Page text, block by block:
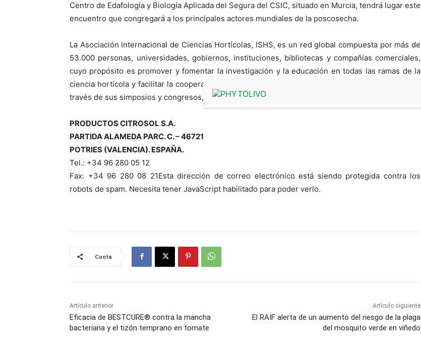
Centro de Edafología y Biología Aplicada del Segura del CSIC, situado en Murcia, tendrá lugar este
encuentro que congregará a los principales actores mundiales de la poscosecha.
La Asociación Internacional de Ciencias Hortícolas, ISHS, es un red global compuesta por más de
53.000 personas, universidades, gobiernos, instituciones, bibliotecas y compañías comerciales,
cuyo propósito es promover y fomentar la investigación y la educación en todas las ramas de la
ciencia hortícola y facilitar la cooperación y la transferencia de conocimientos a escala mundial a
través de sus simposios y congresos, publicaciones y estructura científica.
PRODUCTOS CITROSOL S.A.
PARTIDA ALAMEDA PARC. C. – 46721
POTRIES (VALENCIA). ESPAÑA.
Tel.: +34 96 280 05 12
Fax: +34 96 280 08 21Esta dirección de correo electrónico está siendo protegida contra los
robots de spam. Necesita tener JavaScript habilitado para poder verlo.
Cuota
Artículo anterior
Eficacia de BESTCURE® contra la mancha
bacteriana y el tizón temprano en tomate
Artículo siguiente
El RAIF alerta de un aumento del riesgo de la plaga
del mosquito verde en viñedo